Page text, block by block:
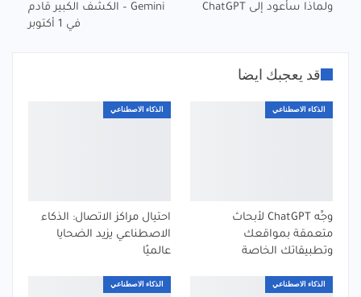
ولماذا سأعود إلى ChatGPT
Gemini – الكشف الكبير قادم
في 1 أكتوبر
قد يعجبك ايضا
الذكاء الاصطناعي
وجِّه ChatGPT لأبحاث
متعمقة بمواقعك
وتطبيقاتك الخاصة
الذكاء الاصطناعي
احتيال مراكز الاتصال: الذكاء
الاصطناعي يزيد الضحايا
عالميًا
الذكاء الاصطناعي الذكاء الاصطناعي